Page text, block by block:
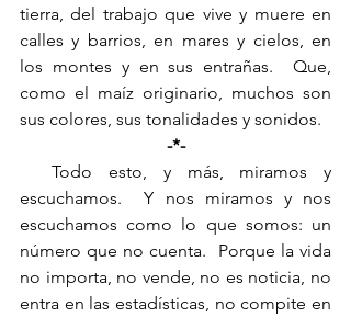
tierra, del trabajo que vive y muere en
calles y barrios, en mares y cielos, en
los montes y en sus entrañas.  Que,
como el maíz originario, muchos son
sus colores, sus tonalidades y sonidos.
-*-
  Todo esto, y más, miramos y
escuchamos.  Y nos miramos y nos
escuchamos como lo que somos: un
número que no cuenta.  Porque la vida
no importa, no vende, no es noticia, no
entra en las estadísticas, no compite en